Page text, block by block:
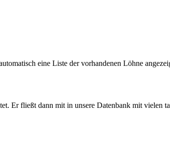
eine Liste der vorhandenen Löhne
Er fließt dann mit in unsere Datenbank mit vielen